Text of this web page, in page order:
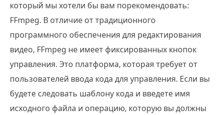
который мы хотели бы вам порекомендовать:
FFmpeg. В отличие от традиционного
программного обеспечения для редактирования
видео, FFmpeg не имеет фиксированных кнопок
управления. Это платформа, которая требует от
пользователей ввода кода для управления. Если вы
будете следовать шаблону кода и введете имя
исходного файла и операцию, которую вы должны